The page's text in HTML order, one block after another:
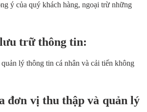
ý của quý khách hàng, ngoại trừ những
trữ thông tin:
lý thông tin cá nhân và cải tiến không
đơn vị thu thập và quản lý